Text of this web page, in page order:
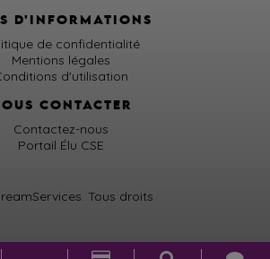
D'INFORMATIONS
de confidentialité
Mentions légales
d'utilisation
CONTACTER
Contactez-nous
Portail Élu CSE
Tous droits